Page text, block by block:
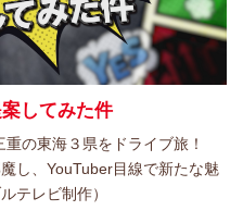
してみた件
の東海３県をドライブ旅！
し、YouTuber目線で新たな魅
テレビ制作）